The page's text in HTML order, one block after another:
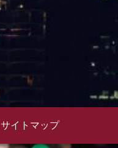
サイトマップ